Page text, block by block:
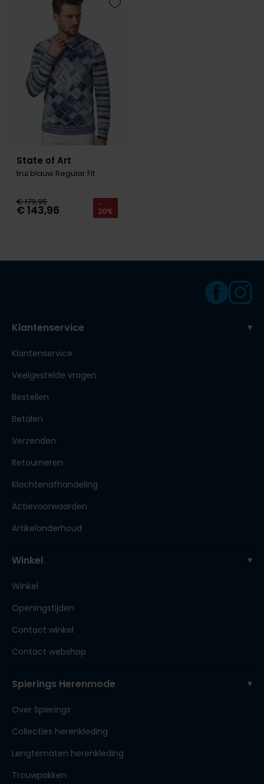
State of Art
trui blauw Regular Fit
€ 179,95
€ 143,96 -
20%
Klantenservice
Klantenservice
Veelgestelde vragen
Bestellen
Betalen
Verzenden
Retourneren
Klachtenafhandeling
Actievoorwaarden
Artikelonderhoud
Winkel
Winkel
Openingstijden
Contact winkel
Contact webshop
Spierings Herenmode
Over Spierings
Collecties herenkleding
Lengtematen herenkleding
Trouwpakken